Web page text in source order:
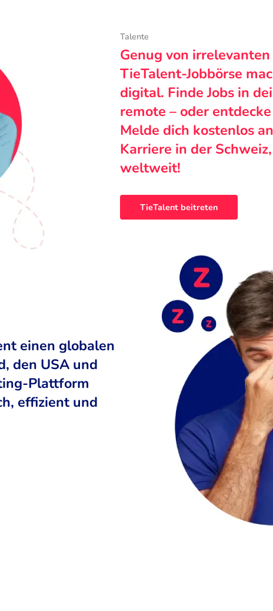
Talente
Genug von
TieTalent-Jobbörse
digital. Finde Jobs in
remote – oder
Melde dich kostenlos
Karriere in der
weltweit!
TieTalent beitreten
einen globalen
den USA und
Plattform
effizient und